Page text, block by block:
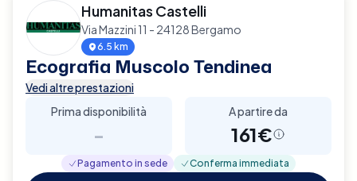
Humanitas Castelli
Via Mazzini 11 - 24128 Bergamo
6.5 km
Ecografia Muscolo Tendinea
Vedi altre prestazioni
Prima disponibilità
-
A partire da
161€
Pagamento in sede Conferma immediata